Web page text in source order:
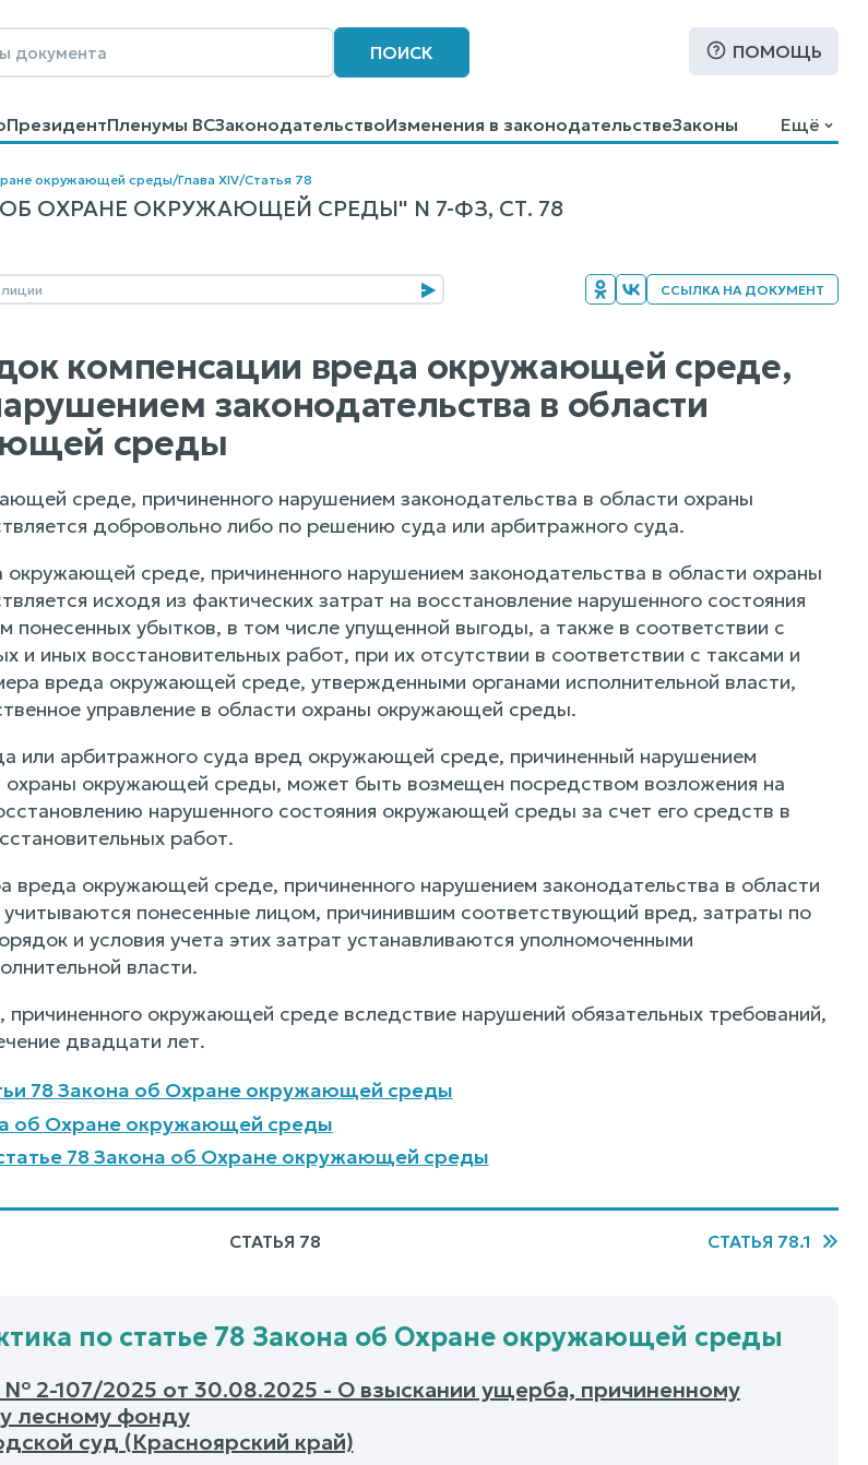
ПОИСК ПОМОЩЬ
ПрезидентПленумы ВСЗаконодательствоИзменения в законодательствеЗаконы
ПомощьПоиск
Ещё
окружающей среды/Глава XIV/Статья 78
ОХРАНЕ ОКРУЖАЮЩЕЙ СРЕДЫ" N 7-ФЗ, СТ. 78
ССЫЛКА НА ДОКУМЕНТ
компенсации вреда окружающей среде,
законодательства в области
среды
среде, причиненного нарушением законодательства в области охраны
добровольно либо по решению суда или арбитражного суда.
среде, причиненного нарушением законодательства в области охраны
исходя из фактических затрат на восстановление нарушенного состояния
убытков, в том числе упущенной выгоды, а также в соответствии с
и иных восстановительных работ, при их отсутствии в соответствии с таксами и
вреда окружающей среде, утвержденными органами исполнительной власти,
управление в области охраны окружающей среды.
или арбитражного суда вред окружающей среде, причиненный нарушением
охраны окружающей среды, может быть возмещен посредством возложения на
нарушенного состояния окружающей среды за счет его средств в
работ.
вреда окружающей среде, причиненного нарушением законодательства в области
понесенные лицом, причинившим соответствующий вред, затраты по
и условия учета этих затрат устанавливаются уполномоченными
власти.
окружающей среде вследствие нарушений обязательных требований,
двадцати лет.
78 Закона об Охране окружающей среды
об Охране окружающей среды
78 Закона об Охране окружающей среды
СТАТЬЯ 78 СТАТЬЯ 78.1
по статье 78 Закона об Охране окружающей среды
2-107/2025 от 30.08.2025 - О взыскании ущерба, причиненному
лесному фонду
суд (Красноярский край)